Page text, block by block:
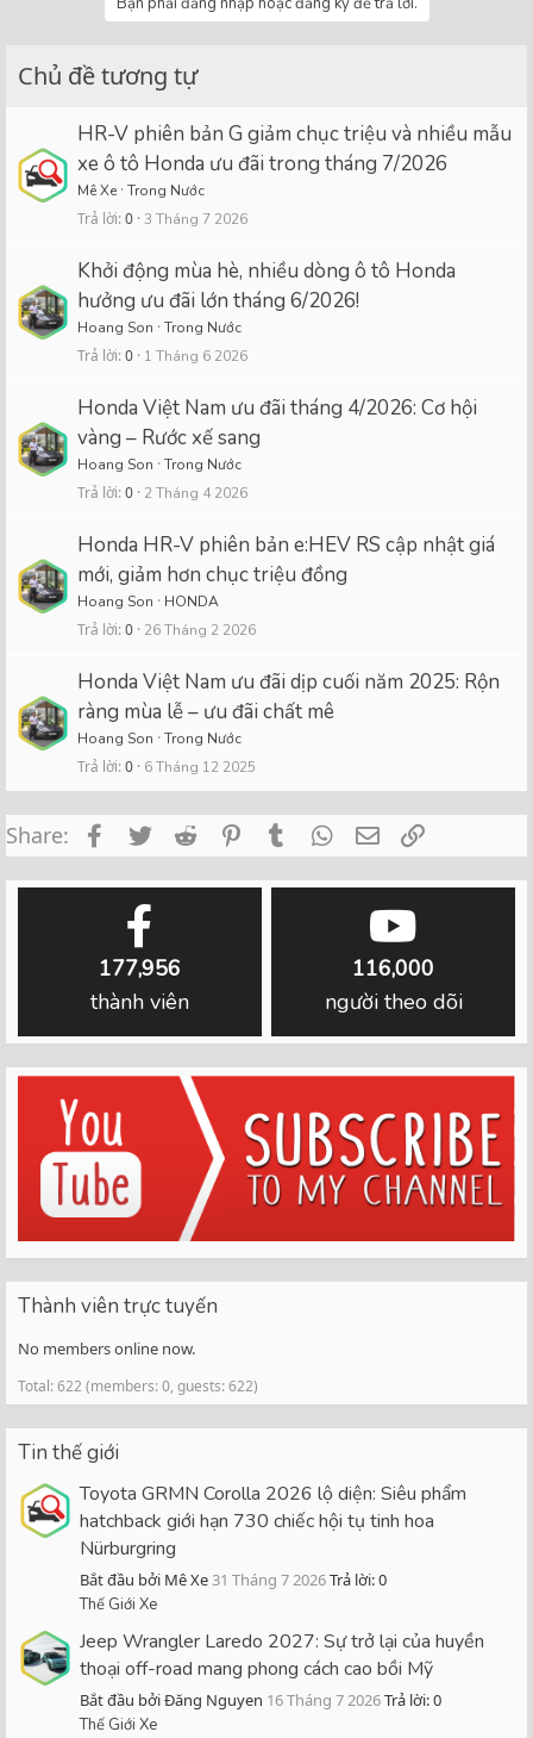
Chủ đề tương tự
HR-V phiên bản G giảm chục triệu và nhiều mẫu
xe ô tô Honda ưu đãi trong tháng 7/2026
Mê Xe Trong Nước
Trả lời 0 3 Tháng 7 2026
Khởi động mùa hè, nhiều dòng ô tô Honda
hưởng ưu đãi lớn tháng 6/2026!
Hoang Son Trong Nước
Trả lời 0 1 Tháng 6 2026
Honda Việt Nam ưu đãi tháng 4/2026: Cơ hội
vàng – Rước xế sang
Hoang Son Trong Nước
Trả lời 0 2 Tháng 4 2026
Honda HR-V phiên bản e:HEV RS cập nhật giá
mới, giảm hơn chục triệu đồng
Hoang Son HONDA
Trả lời 0 26 Tháng 2 2026
Honda Việt Nam ưu đãi dịp cuối năm 2025: Rộn
ràng mùa lễ – ưu đãi chất mê
Hoang Son Trong Nước
Trả lời 0 6 Tháng 12 2025
Share: FacebookTwitterReddit PinterestTumblrWhatsApp
Email
177,956
thành viên
116,000
người theo dõi
Thành viên trực tuyến
No members online now.
Total: 622 (members: 0, guests: 622)
Tin thế giới
Toyota GRMN Corolla 2026 lộ diện: Siêu phẩm
hatchback giới hạn 730 chiếc hội tụ tinh hoa
Nürburgring
Bắt đầu bởi Mê Xe31 Tháng 7 2026Trả lời: 0
Thế Giới Xe
Jeep Wrangler Laredo 2027: Sự trở lại của huyền
thoại off-road mang phong cách cao bồi Mỹ
Bắt đầu bởi Đăng Nguyen 16 Tháng 7 2026Trả lời: 0
Thế Giới Xe